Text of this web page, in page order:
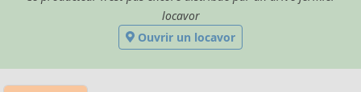
locavor
Ouvrir un locavor